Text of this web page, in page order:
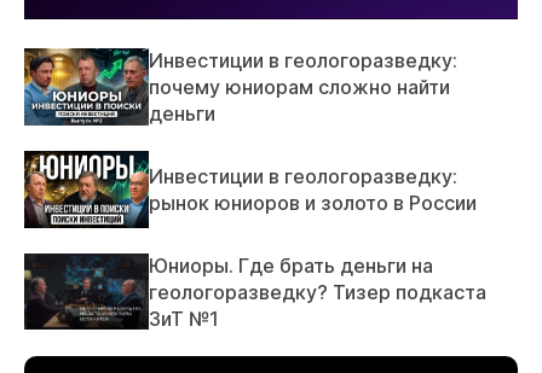
Инвестиции в геологоразведку:
почему юниорам сложно найти
деньги
Инвестиции в геологоразведку:
рынок юниоров и золото в России
Юниоры. Где брать деньги на
геологоразведку? Тизер подкаста
ЗиТ №1